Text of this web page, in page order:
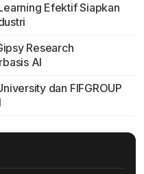
Efektif Siapkan
Research
AI
dan FIFGROUP